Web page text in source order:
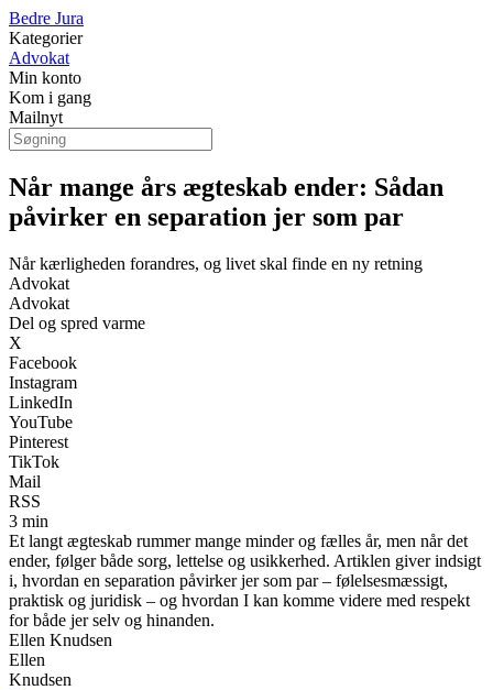
Bedre Jura
Kategorier
Advokat
Min konto
Kom i gang
Mailnyt
Når mange års ægteskab ender: Sådan
påvirker en separation jer som par
Når kærligheden forandres, og livet skal finde en ny retning
Advokat
Advokat
Del og spred varme
X
Facebook
Instagram
LinkedIn
YouTube
Pinterest
TikTok
Mail
RSS
3 min
Et langt ægteskab rummer mange minder og fælles år, men når det
ender, følger både sorg, lettelse og usikkerhed. Artiklen giver indsigt
i, hvordan en separation påvirker jer som par – følelsesmæssigt,
praktisk og juridisk – og hvordan I kan komme videre med respekt
for både jer selv og hinanden.
Ellen Knudsen
Ellen
Knudsen